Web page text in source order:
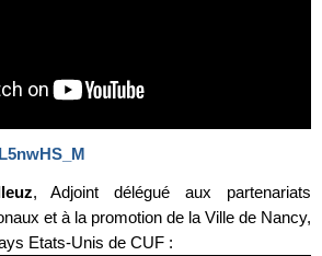
, Adjoint délégué aux partenariats
et à la promotion de la Ville de Nancy,
Etats-Unis de CUF :